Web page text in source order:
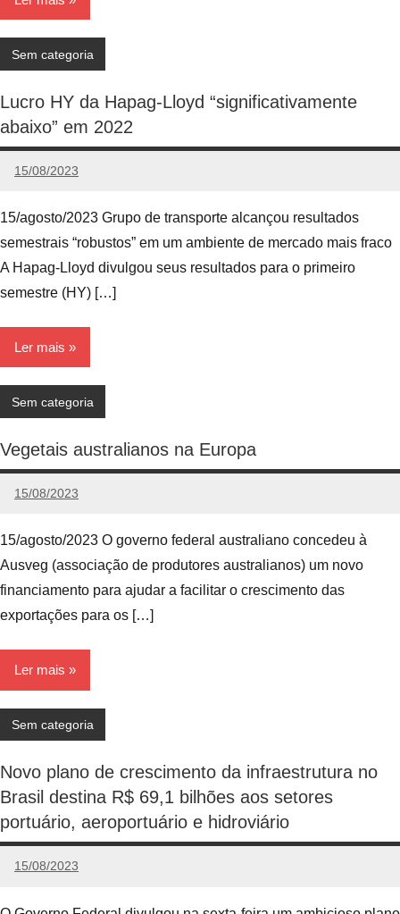
Sem categoria
Lucro HY da Hapag-Lloyd “significativamente
abaixo” em 2022
15/08/2023
Edunog
Nenhum
15/agosto/2023 Grupo de transporte alcançou resultados
semestrais “robustos” em um ambiente de mercado mais fraco
A Hapag-Lloyd divulgou seus resultados para o primeiro
semestre (HY) […]
Ler mais
Sem categoria
Vegetais australianos na Europa
15/08/2023
Edunog
Nenhum
15/agosto/2023 O governo federal australiano concedeu à
Ausveg (associação de produtores australianos) um novo
financiamento para ajudar a facilitar o crescimento das
exportações para os […]
Ler mais
Sem categoria
Novo plano de crescimento da infraestrutura no
Brasil destina R$ 69,1 bilhões aos setores
portuário, aeroportuário e hidroviário
15/08/2023
Edunog
Nenhum